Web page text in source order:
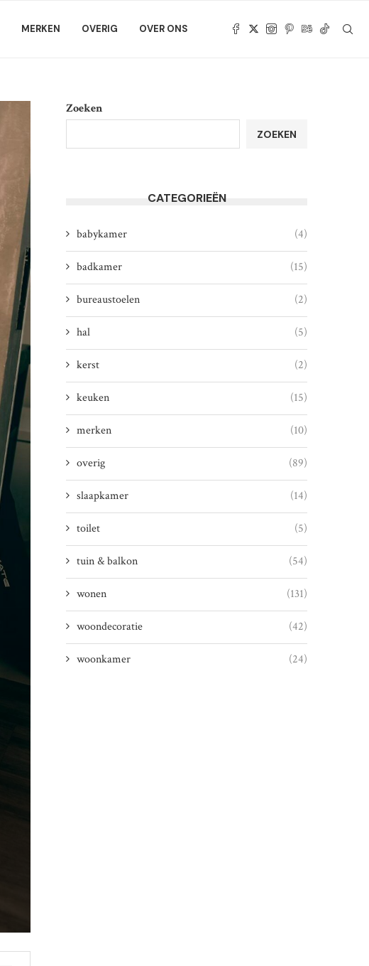
MERKEN OVERIG OVER ONS
Zoeken
ZOEKEN
CATEGORIEËN
babykamer (4)
badkamer (15)
bureaustoelen (2)
hal (5)
kerst (2)
keuken (15)
merken (10)
overig (89)
slaapkamer (14)
toilet (5)
tuin & balkon (54)
wonen (131)
woondecoratie (42)
woonkamer (24)